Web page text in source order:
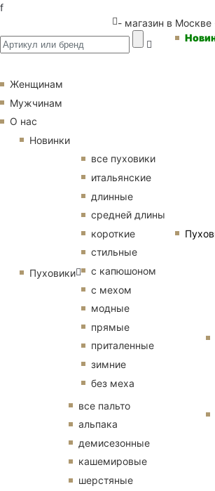
f
- магазин в Москве
Женщинам
Мужчинам
О нас
Новинки
Пуховики
все пуховики
итальянские
длинные
средней длины
короткие
стильные
с капюшоном
с мехом
модные
прямые
приталенные
зимние
без меха
все пальто
альпака
демисезонные
кашемировые
шерстяные